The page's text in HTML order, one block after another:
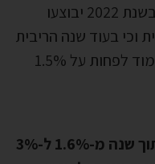
בישראל ההערכות הן כעת שבשנת 2022 יבוצעו
וכי בעוד שנה הריבית
הבסיסית של בנק ישראל תעמוד לפחות על 1.5%
ריבית הפריים תזנק תוך שנה מ-1.6% ל-3%